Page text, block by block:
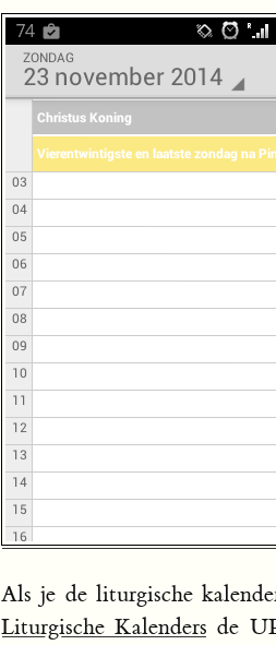
Als je de liturgische
Liturgische Kalenders de